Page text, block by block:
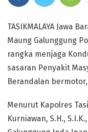
TASIKMALAYA Jawa
Maung Galunggung
rangka menjaga
sasaran Penyakit
Berandalan
Menurut Kapolres
Kurniawan, S.H.,